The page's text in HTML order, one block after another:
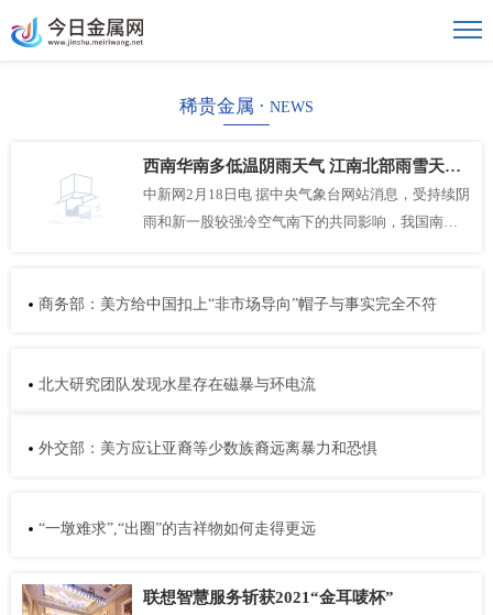
稀贵金属 · NEWS
西南华南多低温阴雨天气 江南北部雨雪天气趋于结束
中新网2月18日电 据中央气象台网站消息，受持续阴
雨和新一股较强冷空气南下的共同影响，我国南方
商务部：美方给中国扣上“非市场导向”帽子与事实完全不符
北大研究团队发现水星存在磁暴与环电流
外交部：美方应让亚裔等少数族裔远离暴力和恐惧
“一墩难求”,“出圈”的吉祥物如何走得更远
联想智慧服务斩获2021“金耳唛杯”